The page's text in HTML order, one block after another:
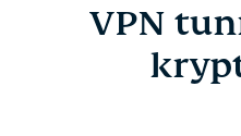
Hvor sikker er
VPN